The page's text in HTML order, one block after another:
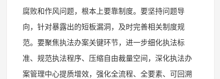
腐败和作风问题，根本上要靠制度。要坚持问题导
向，针对暴露出的短板漏洞，及时完善相关制度规
范。要聚焦执法办案关键环节，进一步细化执法标
准、规范执法程序、压缩自由裁量空间，深化执法办
案管理中心提质增效，强化全流程、全要素、可回溯